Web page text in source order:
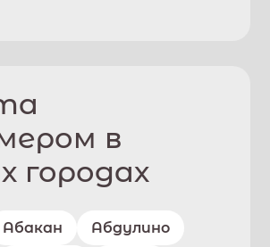
в
городах
Абакан Абдулино